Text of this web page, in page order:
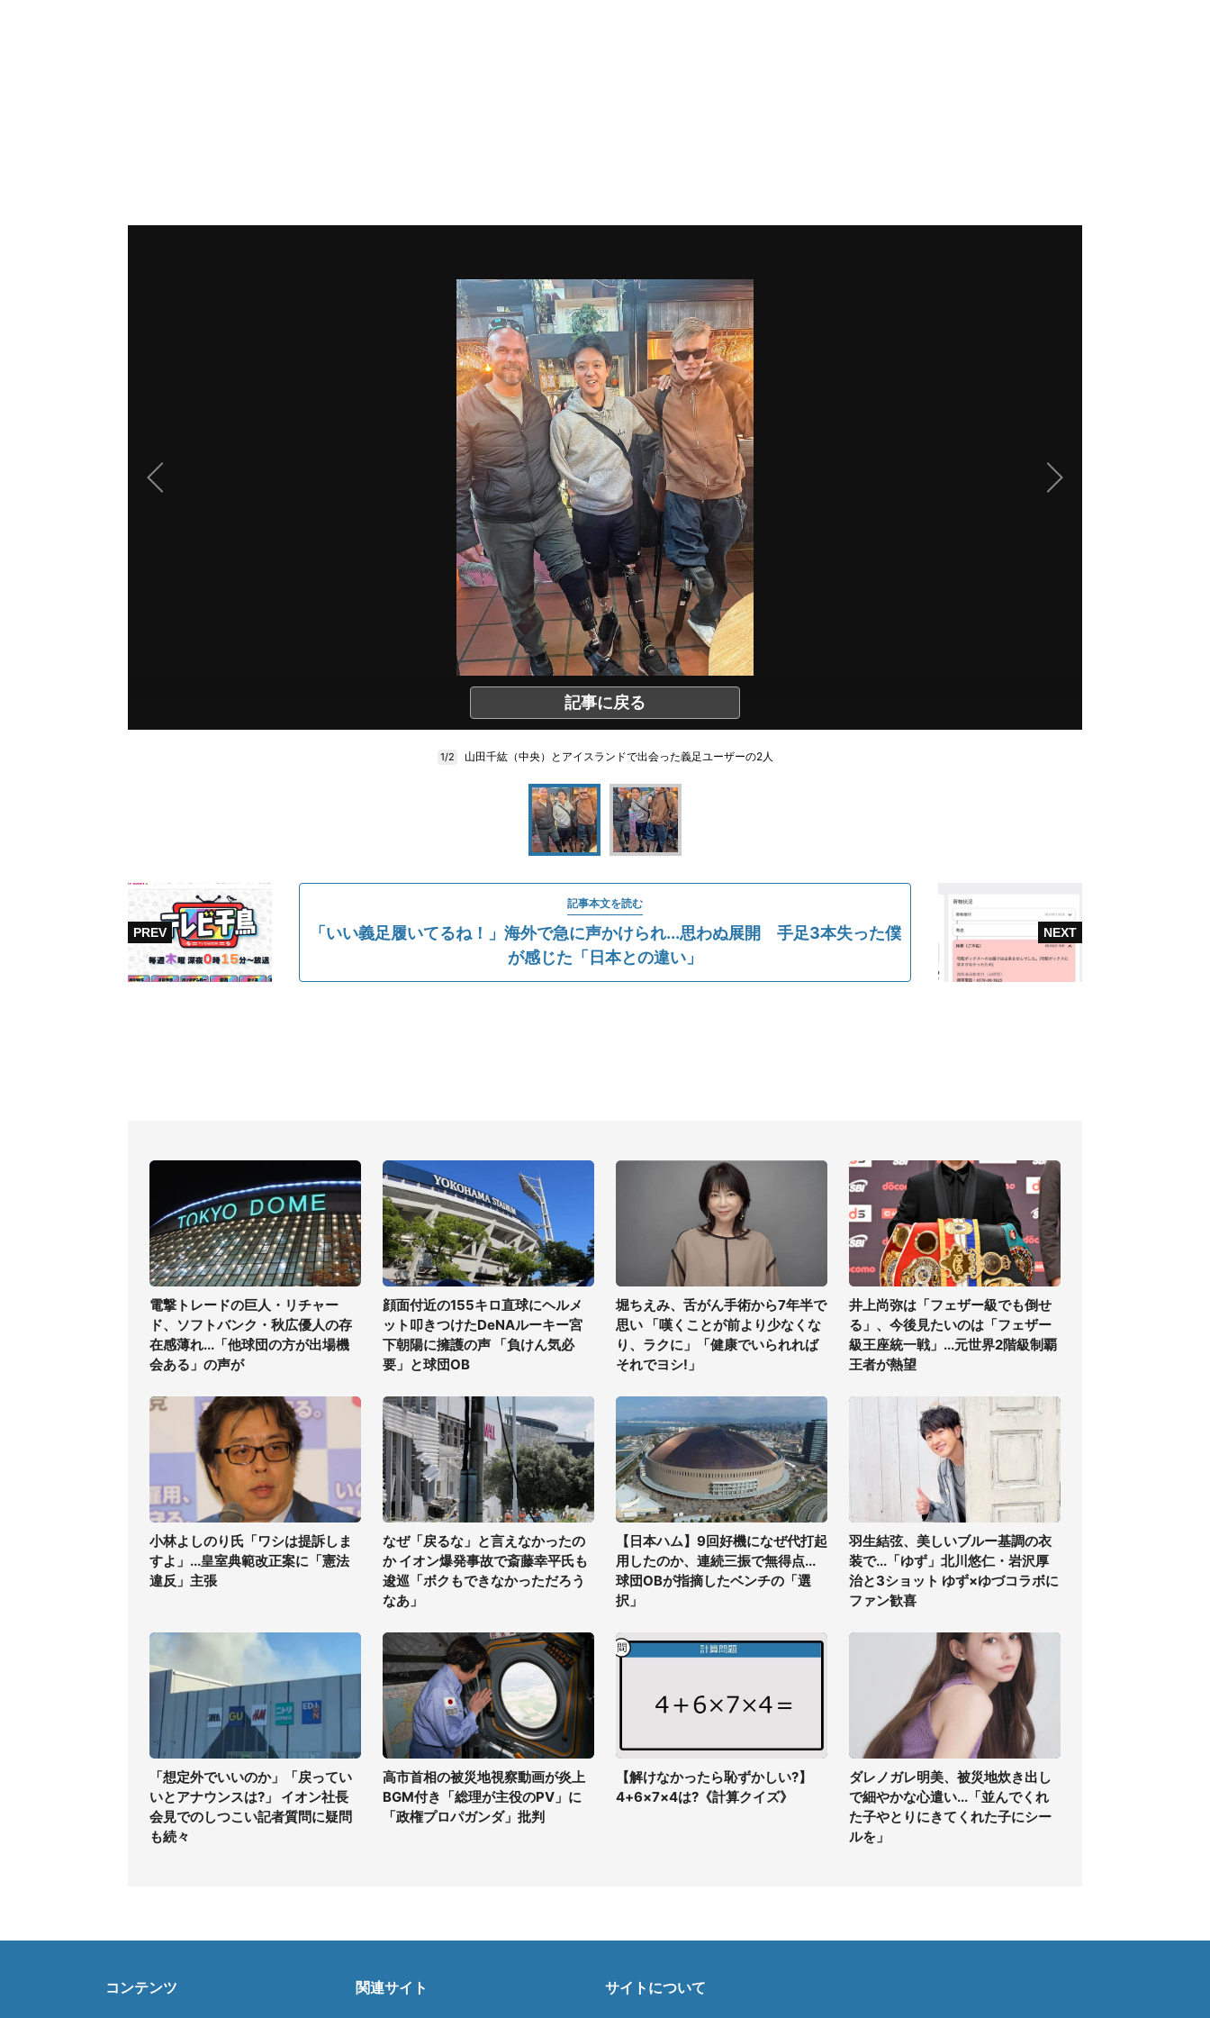
記事に戻る
1/2 山田千紘（中央）とアイスランドで出会った義足ユーザーの2人
記事本文を読む
「いい義足履いてるね！」海外で急に声かけられ...思わぬ展開 手足3本失った僕
が感じた「日本との違い」
電撃トレードの巨人・リチャー
ド、ソフトバンク・秋広優人の存
在感薄れ...「他球団の方が出場機
会ある」の声が
顔面付近の155キロ直球にヘルメ
ット叩きつけたDeNAルーキー宮
下朝陽に擁護の声 「負けん気必
要」と球団OB
堀ちえみ、舌がん手術から7年半で
思い 「嘆くことが前より少なくな
り、ラクに」「健康でいられれば
それでヨシ!」
井上尚弥は「フェザー級でも倒せ
る」、今後見たいのは「フェザー
級王座統一戦」...元世界2階級制覇
王者が熱望
小林よしのり氏「ワシは提訴しま
すよ」...皇室典範改正案に「憲法
違反」主張
なぜ「戻るな」と言えなかったの
か イオン爆発事故で斎藤幸平氏も
逡巡「ボクもできなかっただろう
なあ」
【日本ハム】9回好機になぜ代打起
用したのか、連続三振で無得点...
球団OBが指摘したベンチの「選
択」
羽生結弦、美しいブルー基調の衣
装で...「ゆず」北川悠仁・岩沢厚
治と3ショット ゆず×ゆづコラボに
ファン歓喜
「想定外でいいのか」「戻ってい
いとアナウンスは?」 イオン社長
会見でのしつこい記者質問に疑問
も続々
高市首相の被災地視察動画が炎上
BGM付き「総理が主役のPV」に
「政権プロパガンダ」批判
【解けなかったら恥ずかしい?】
4+6×7×4は?《計算クイズ》
ダレノガレ明美、被災地炊き出し
で細やかな心遣い...「並んでくれ
た子やとりにきてくれた子にシー
ルを」
コンテンツ 関連サイト サイトについて